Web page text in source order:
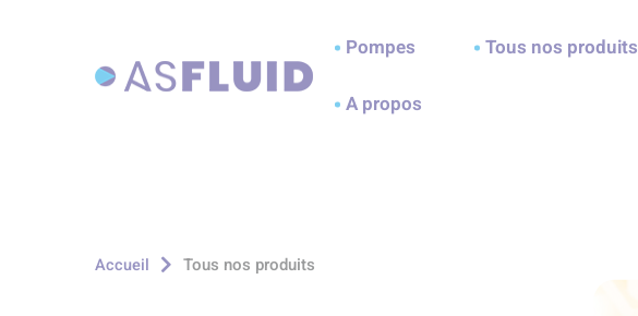
Pompes
Tous nos produits
A propos
Accueil Tous nos produits